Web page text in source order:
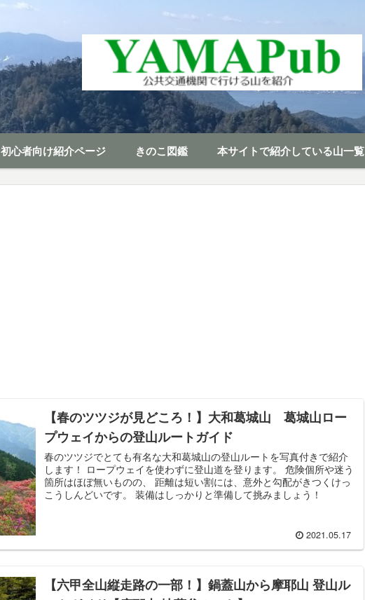
初心者向け紹介ページ きのこ図鑑 本サイトで紹介している山一覧
【春のツツジが見どころ！】大和葛城山 葛城山ロー
プウェイからの登山ルートガイド
春のツツジでとても有名な大和葛城山の登山ルートを写真付きで紹介
します！ ロープウェイを使わずに登山道を登ります。 危険個所や迷う
箇所はほぼ無いものの、 距離は短い割には、意外と勾配がきつくけっ
こうしんどいです。 装備はしっかりと準備して挑みましょう！
2021.05.17
【六甲全山縦走路の一部！】鍋蓋山から摩耶山 登山ル